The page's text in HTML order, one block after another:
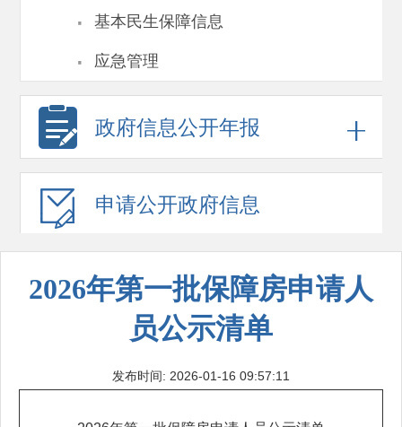
· 基本民生保障信息
· 应急管理
政府信息公开年报
申请公开政府信息
2026年第一批保障房申请人
员公示清单
发布时间: 2026-01-16 09:57:11